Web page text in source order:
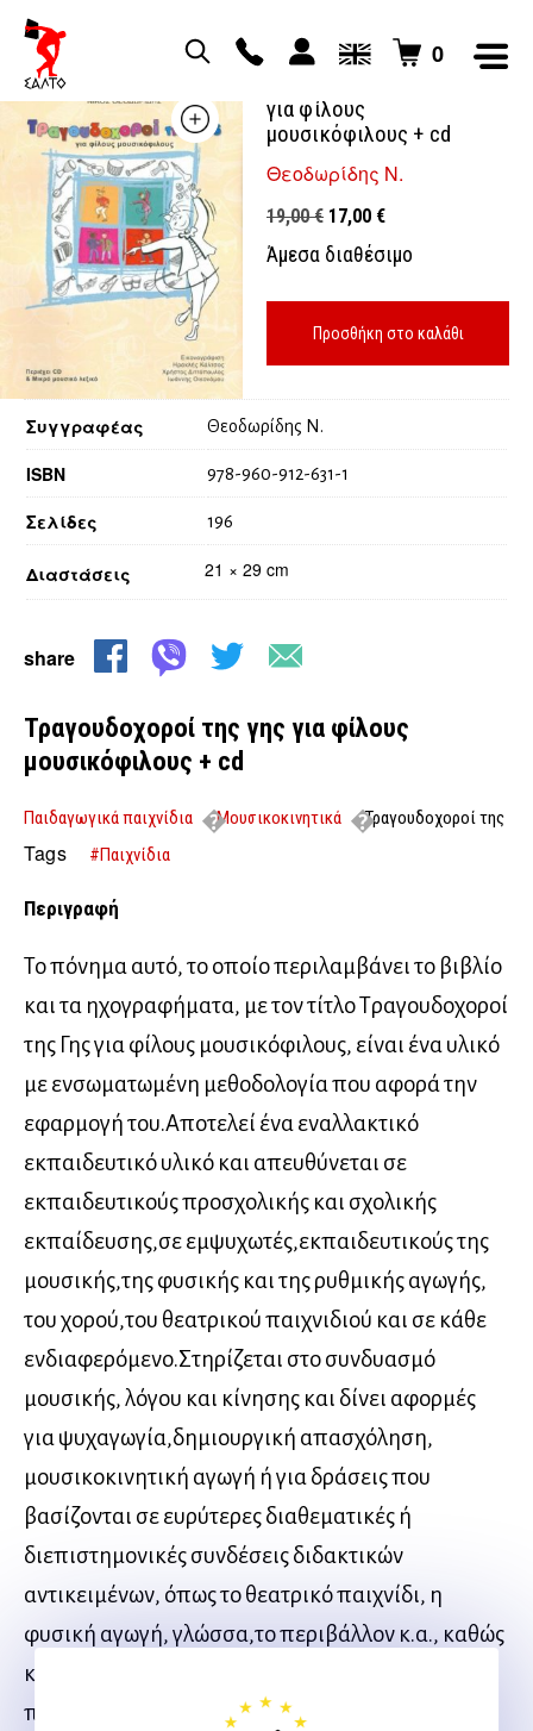
0
για φίλους
μουσικόφιλους + cd
Θεοδωρίδης Ν.
19,00€ Original
price
19,00 €.
17,00 €Η
τρέχουσα
τιμή
είναι:
17,00 €.
Άμεσα διαθέσιμο
Προσθήκη στο καλάθι
Διαστάσεις 21 × 29 cm
Συγγραφέας Θεοδωρίδης Ν.
ISBN 978-960-912-631-1
Σελίδες 196
share
Τραγουδοχοροί της γης για φίλους
μουσικόφιλους + cd
Παιδαγωγικά παιχνίδια Μουσικοκινητικά
Τραγουδοχοροί της
γης για φίλους μουσικόφιλους + cd
Tags #Παιχνίδια
Περιγραφή
Το πόνημα αυτό, το οποίο περιλαμβάνει το βιβλίο
και τα ηχογραφήματα, με τον τίτλο Τραγουδοχοροί
της Γης για φίλους μουσικόφιλους, είναι ένα υλικό
με ενσωματωμένη μεθοδολογία που αφορά την
εφαρμογή του.Αποτελεί ένα εναλλακτικό
εκπαιδευτικό υλικό και απευθύνεται σε
εκπαιδευτικούς προσχολικής και σχολικής
εκπαίδευσης,σε εμψυχωτές,εκπαιδευτικούς της
μουσικής,της φυσικής και της ρυθμικής αγωγής,
του χορού,του θεατρικού παιχνιδιού και σε κάθε
ενδιαφερόμενο.Στηρίζεται στο συνδυασμό
μουσικής, λόγου και κίνησης και δίνει αφορμές
για ψυχαγωγία,δημιουργική απασχόληση,
μουσικοκινητική αγωγή ή για δράσεις που
βασίζονται σε ευρύτερες διαθεματικές ή
διεπιστημονικές συνδέσεις διδακτικών
αντικειμένων, όπως το θεατρικό παιχνίδι, η
φυσική αγωγή, γλώσσα,το περιβάλλον κ.α., καθώς
και για διαπολιτισμική μουσική εκπαίδευση.Το
περιεχόμενο του υλικού αντλεί ιδέες και στοιχεία